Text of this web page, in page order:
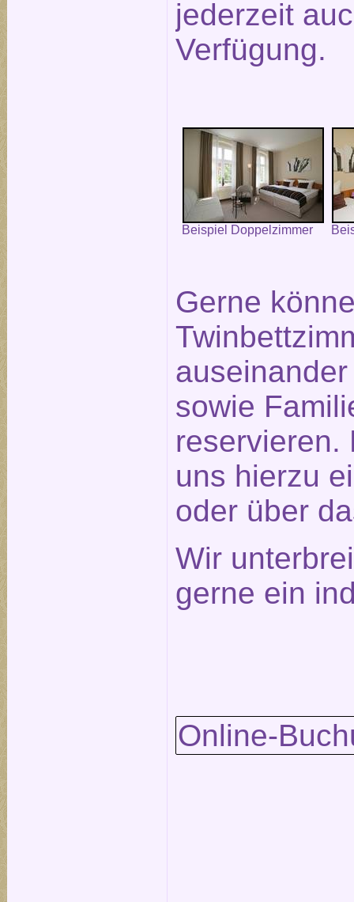
jederzeit
Verfügung.
Beispiel Doppelzimmer
Gerne
sowie
reservieren.
uns hierzu
oder über
Wir
gerne ein
Online-